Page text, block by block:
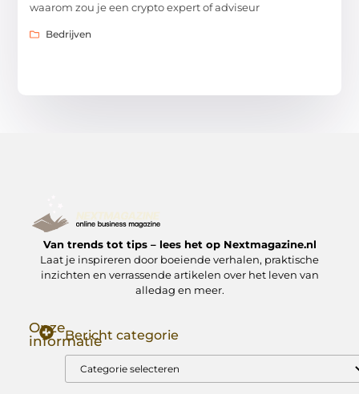
waarom zou je een crypto expert of adviseur
Bedrijven
Van trends tot tips – lees het op Nextmagazine.nl
Laat je inspireren door boeiende verhalen, praktische
inzichten en verrassende artikelen over het leven van
alledag en meer.
Onze
informatieBericht categorie